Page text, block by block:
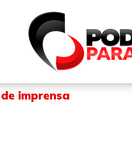
FALE CONOSCO
imprensa